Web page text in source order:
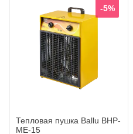
-5%
Тепловая пушка Ballu BHP-
ME-15